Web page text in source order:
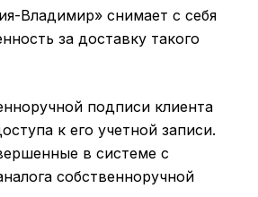
Владимир» снимает с себя
за доставку такого
подписи клиента
к его учетной записи.
в системе с
собственноручной